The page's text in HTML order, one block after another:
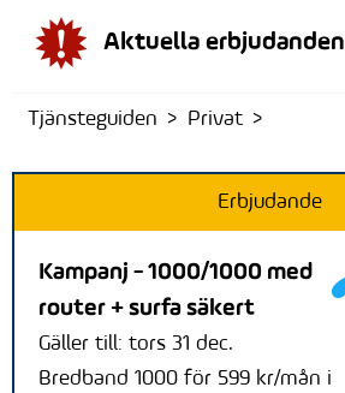
Aktuella erbjudanden
Tjänsteguiden Privat
Erbjudande
Kampanj - 1000/1000 med
router + surfa säkert
Gäller till: tors 31 dec.
Bredband 1000 för 599 kr/mån i